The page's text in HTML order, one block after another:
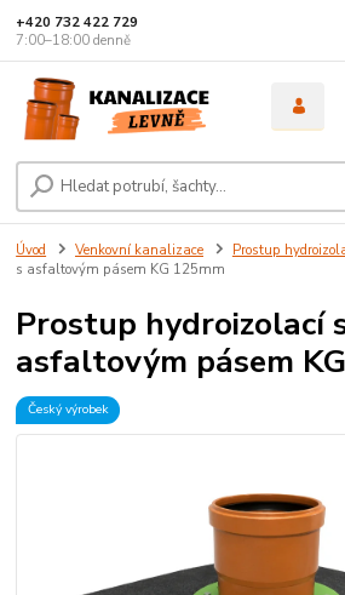
+420 732 422 729
7:00–18:00 denně
Úvod Venkovní kanalizace Prostup
s asfaltovým pásem KG 125mm
Prostup hydroizolací
asfaltovým pásem
Český výrobek